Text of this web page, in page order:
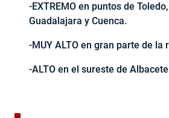
-EXTREMO en puntos de
Guadalajara y Cuenca.
-MUY ALTO en gran parte de la
-ALTO en el sureste de